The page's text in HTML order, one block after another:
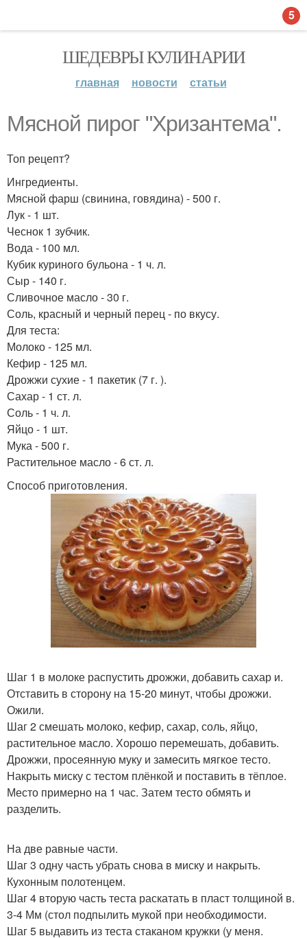
ШЕДЕВРЫ КУЛИНАРИИ
главная новости статьи
Мясной пирог "Хризантема".
Топ рецепт?
Ингредиенты.
Мясной фарш (свинина, говядина) - 500 г.
Лук - 1 шт.
Чеснок 1 зубчик.
Вода - 100 мл.
Кубик куриного бульона - 1 ч. л.
Сыр - 140 г.
Сливочное масло - 30 г.
Соль, красный и черный перец - по вкусу.
Для теста:
Молоко - 125 мл.
Кефир - 125 мл.
Дрожжи сухие - 1 пакетик (7 г. ).
Сахар - 1 ст. л.
Соль - 1 ч. л.
Яйцо - 1 шт.
Мука - 500 г.
Растительное масло - 6 ст. л.
Способ приготовления.
Шаг 1 в молоке распустить дрожжи, добавить сахар и.
Отставить в сторону на 15-20 минут, чтобы дрожжи.
Ожили.
Шаг 2 смешать молоко, кефир, сахар, соль, яйцо,
растительное масло. Хорошо перемешать, добавить.
Дрожжи, просеянную муку и замесить мягкое тесто.
Накрыть миску с тестом плёнкой и поставить в тёплое.
Место примерно на 1 час. Затем тесто обмять и
разделить.
На две равные части.
Шаг 3 одну часть убрать снова в миску и накрыть.
Кухонным полотенцем.
Шаг 4 вторую часть теста раскатать в пласт толщиной в.
3-4 Мм (стол подпылить мукой при необходимости.
Шаг 5 выдавить из теста стаканом кружки (у меня.
5